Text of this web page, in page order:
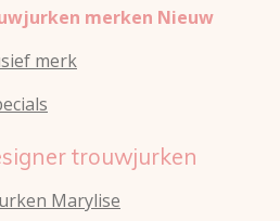
merken Nieuw
merk
trouwjurken
Marylise